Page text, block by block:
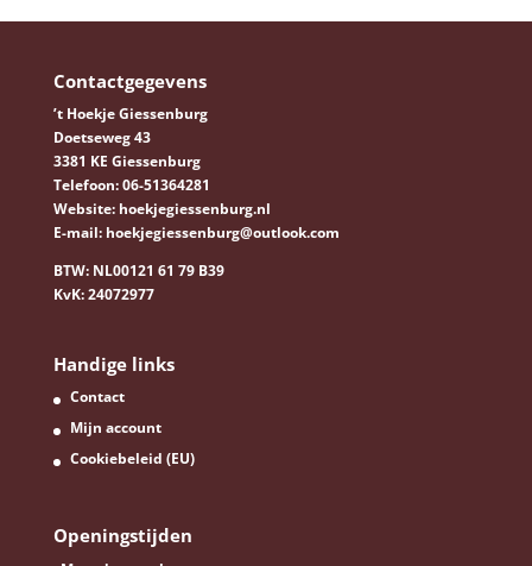
Contactgegevens
’t Hoekje Giessenburg
Doetseweg 43
3381 KE Giessenburg
Telefoon:06-51364281
Website:hoekjegiessenburg.nl
E-mail:hoekjegiessenburg@outlook.com
BTW: NL00121 61 79 B39
KvK:24072977
Handige links
Contact
Mijn account
Cookiebeleid (EU)
Openingstijden